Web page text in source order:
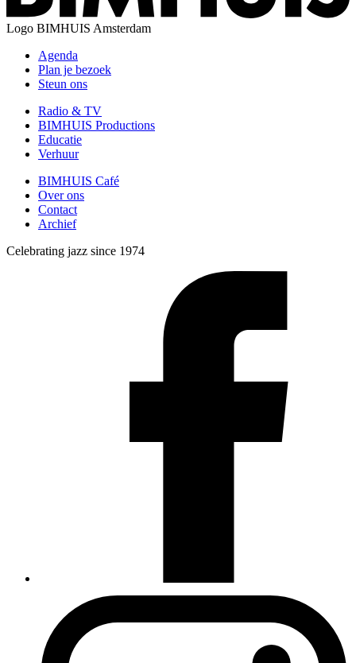
Logo BIMHUIS Amsterdam
Agenda
Plan je bezoek
Steun ons
Radio & TV
BIMHUIS Productions
Educatie
Verhuur
BIMHUIS Café
Over ons
Contact
Archief
Celebrating jazz since 1974